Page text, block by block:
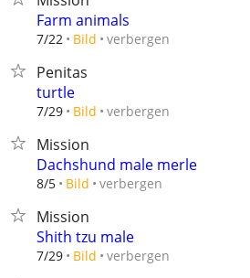
Farm animals
7/22 Bild verbergen
Penitas
turtle
7/29 Bild verbergen
Mission
Dachshund male merle
8/5 Bild verbergen
Mission
Shith tzu male
7/29 Bild verbergen